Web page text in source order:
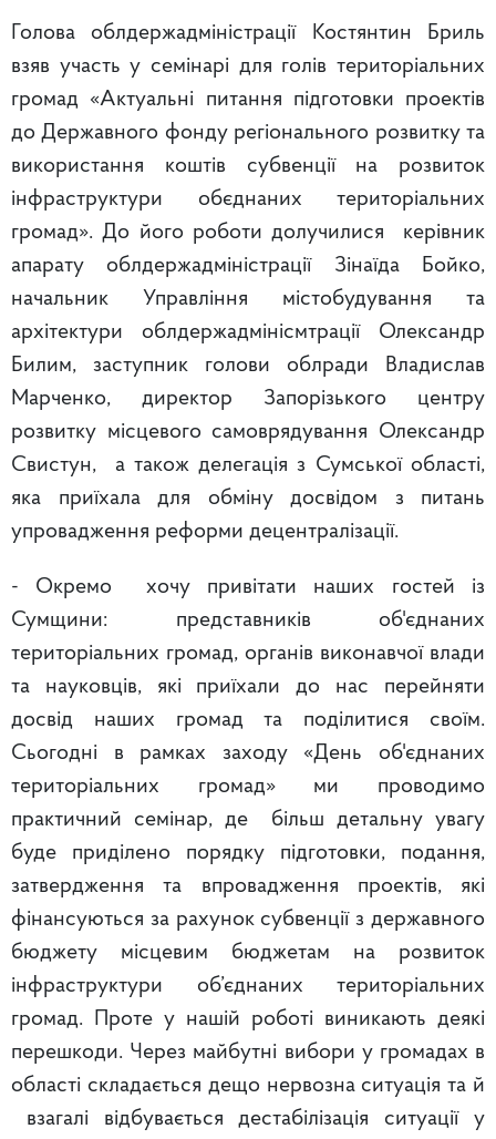
Голова облдержадміністрації Костянтин Бриль
взяв участь у семінарі для голів територіальних
громад «Актуальні питання підготовки проектів
до Державного фонду регіонального розвитку та
використання коштів субвенції на розвиток
інфраструктури обєднаних територіальних
громад». До його роботи долучилися керівник
апарату облдержадміністрації Зінаїда Бойко,
начальник Управління містобудування та
архітектури облдержадмінісмтрації Олександр
Билим, заступник голови облради Владислав
Марченко, директор Запорізького центру
розвитку місцевого самоврядування Олександр
Свистун, а також делегація з Сумської області,
яка приїхала для обміну досвідом з питань
упровадження реформи децентралізації.
- Окремо хочу привітати наших гостей із
Сумщини: представників об'єднаних
територіальних громад, органів виконавчої влади
та науковців, які приїхали до нас перейняти
досвід наших громад та поділитися своїм.
Сьогодні в рамках заходу «День об'єднаних
територіальних громад» ми проводимо
практичний семінар, де більш детальну увагу
буде приділено порядку підготовки, подання,
затвердження та впровадження проектів, які
фінансуються за рахунок субвенції з державного
бюджету місцевим бюджетам на розвиток
інфраструктури об’єднаних територіальних
громад. Проте у нашій роботі виникають деякі
перешкоди. Через майбутні вибори у громадах в
області складається дещо нервозна ситуація та й
взагалі відбувається дестабілізація ситуації у